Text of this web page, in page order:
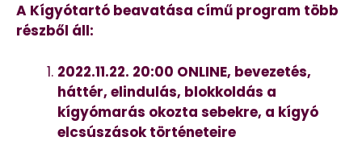
A Kígyótartó beavatása című program több
részből áll:
2022.11.22. 20:00 ONLINE, bevezetés,
háttér, elindulás, blokkoldás a
kígyómarás okozta sebekre, a kígyó
elcsúszások történeteire